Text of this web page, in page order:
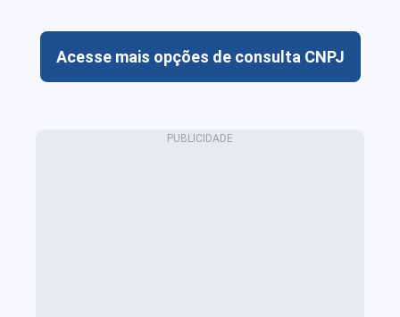
Acesse mais opções de consulta CNPJ